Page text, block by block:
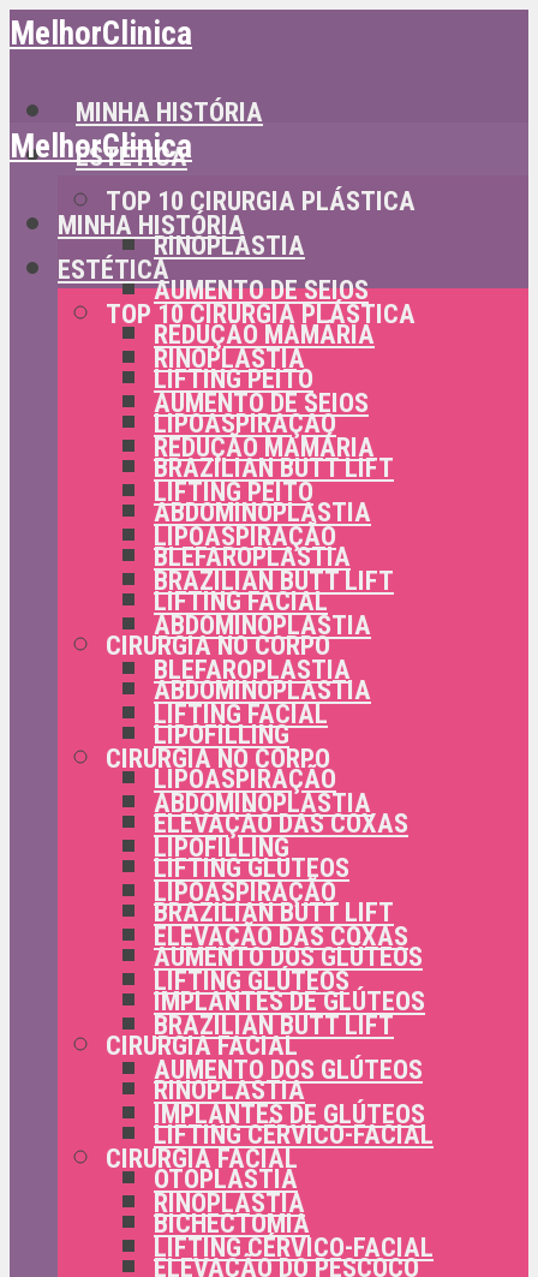
MelhorClinica
MINHA HISTÓRIA
ESTÉTICA
TOP 10 CIRURGIA PLÁSTICA
RINOPLASTIA
AUMENTO DE SEIOS
REDUÇÃO MAMÁRIA
LIFTING PEITO
LIPOASPIRAÇÃO
BRAZILIAN BUTT LIFT
ABDOMINOPLASTIA
BLEFAROPLASTIA
LIFTING FACIAL
CIRURGIA NO CORPO
ABDOMINOPLASTIA
LIPOFILLING
LIPOASPIRAÇÃO
ELEVAÇÃO DAS COXAS
LIFTING GLÚTEOS
BRAZILIAN BUTT LIFT
AUMENTO DOS GLÚTEOS
IMPLANTES DE GLÚTEOS
CIRURGIA FACIAL
RINOPLASTIA
LIFTING CÉRVICO-FACIAL
OTOPLASTIA
BICHECTOMIA
ELEVAÇÃO DO PESCOÇO
MelhorClinica
MINHA HISTÓRIA
ESTÉTICA
TOP 10 CIRURGIA PLÁSTICA
RINOPLASTIA
AUMENTO DE SEIOS
REDUÇÃO MAMÁRIA
LIFTING PEITO
LIPOASPIRAÇÃO
BRAZILIAN BUTT LIFT
ABDOMINOPLASTIA
BLEFAROPLASTIA
LIFTING FACIAL
CIRURGIA NO CORPO
ABDOMINOPLASTIA
LIPOFILLING
LIPOASPIRAÇÃO
ELEVAÇÃO DAS COXAS
LIFTING GLÚTEOS
BRAZILIAN BUTT LIFT
AUMENTO DOS GLÚTEOS
IMPLANTES DE GLÚTEOS
CIRURGIA FACIAL
RINOPLASTIA
LIFTING CÉRVICO-FACIAL